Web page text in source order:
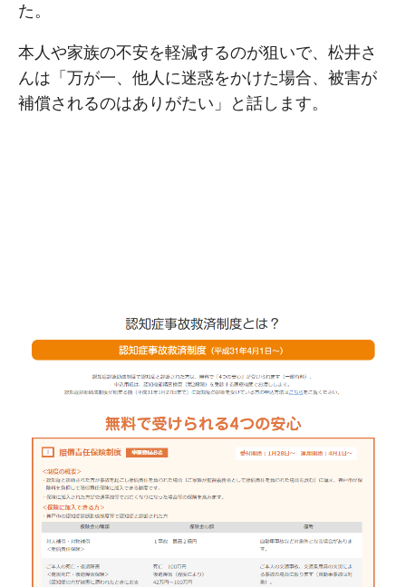
た。
本⼈や家族の不安を軽減するのが狙いで、松井さ
んは「万が⼀、他⼈に迷惑をかけた場合、被害が
補償されるのはありがたい」と話します。